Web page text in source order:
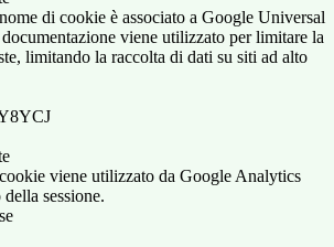
di cookie è associato a Google Universal
viene utilizzato per limitare la
limitando la raccolta di dati su siti ad alto
viene utilizzato da Google Analytics
sessione.